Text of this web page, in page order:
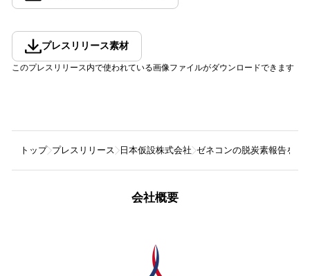
プレスリリース素材
このプレスリリース内で使われている画像ファイルがダウンロードできます
トップ プレスリリース 日本仮設株式会社 ゼネコンの脱炭素報告をデ
会社概要